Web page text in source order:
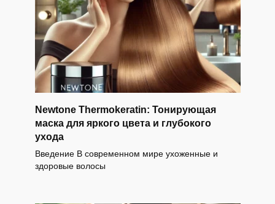
Newtone Thermokeratin: Тонирующая
маска для яркого цвета и глубокого
ухода
Введение В современном мире ухоженные и
здоровые волосы